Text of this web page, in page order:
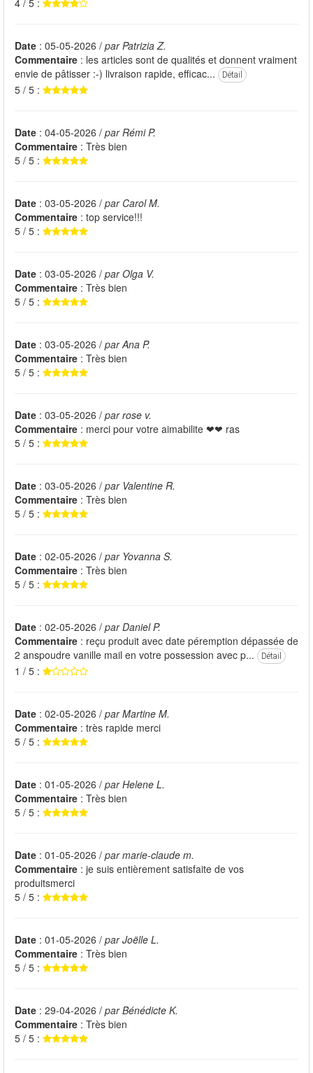
Date : 05-05-2026 / par Patrizia Z.
Commentaire : les articles sont de qualités et donnent vraiment
envie de pâtisser :-) livraison rapide, efficac...
Détail
5 / 5 :
Date : 04-05-2026 / par Rémi P.
Commentaire : Très bien
5 / 5 :
Date : 03-05-2026 / par Carol M.
Commentaire : top service!!!
5 / 5 :
Date : 03-05-2026 / par Olga V.
Commentaire : Très bien
5 / 5 :
Date : 03-05-2026 / par Ana P.
Commentaire : Très bien
5 / 5 :
Date : 03-05-2026 / par rose v.
Commentaire : merci pour votre aimabilite ❤❤ ras
5 / 5 :
Date : 03-05-2026 / par Valentine R.
Commentaire : Très bien
5 / 5 :
Date : 02-05-2026 / par Yovanna S.
Commentaire : Très bien
5 / 5 :
Date : 02-05-2026 / par Daniel P.
Commentaire : reçu produit avec date péremption dépassée de
2 anspoudre vanille mail en votre possession avec p...
Détail
1 / 5 :
Date : 02-05-2026 / par Martine M.
Commentaire : très rapide merci
5 / 5 :
Date : 01-05-2026 / par Helene L.
Commentaire : Très bien
5 / 5 :
Date : 01-05-2026 / par marie-claude m.
Commentaire : je suis entièrement satisfaite de vos
produitsmerci
5 / 5 :
Date : 01-05-2026 / par Joëlle L.
Commentaire : Très bien
5 / 5 :
Date : 29-04-2026 / par Bénédicte K.
Commentaire : Très bien
5 / 5 :